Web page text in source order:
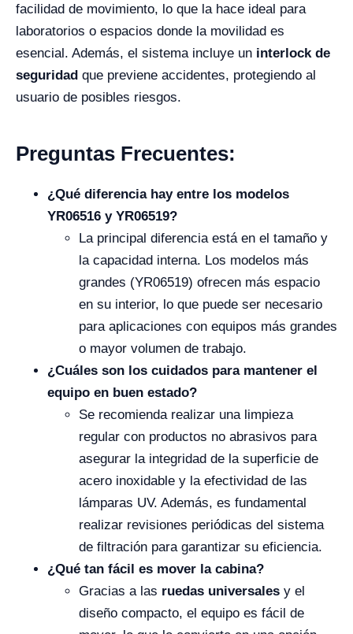
facilidad de movimiento, lo que la hace ideal para
laboratorios o espacios donde la movilidad es
esencial. Además, el sistema incluye un interlock de
seguridad que previene accidentes, protegiendo al
usuario de posibles riesgos.
Preguntas Frecuentes:
¿Qué diferencia hay entre los modelos
YR06516 y YR06519?
La principal diferencia está en el tamaño y
la capacidad interna. Los modelos más
grandes (YR06519) ofrecen más espacio
en su interior, lo que puede ser necesario
para aplicaciones con equipos más grandes
o mayor volumen de trabajo.
¿Cuáles son los cuidados para mantener el
equipo en buen estado?
Se recomienda realizar una limpieza
regular con productos no abrasivos para
asegurar la integridad de la superficie de
acero inoxidable y la efectividad de las
lámparas UV. Además, es fundamental
realizar revisiones periódicas del sistema
de filtración para garantizar su eficiencia.
¿Qué tan fácil es mover la cabina?
Gracias a las ruedas universales y el
diseño compacto, el equipo es fácil de